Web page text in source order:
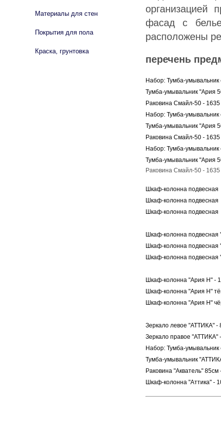
организацией
фасад с
расположены
перечень
Набор: Тумба-
Тумба-умывальник "Ария
Раковина Смайл-50 - 1635
Набор: Тумба-
Тумба-умывальник "Ария
Раковина Смайл-50 - 1635
Набор: Тумба-
Тумба-умывальник "Ария
Раковина Смайл-50 - 1635
Шкаф-колонна
Шкаф-колонна
Шкаф-колонна
Шкаф-колонна подвесная
Шкаф-колонна подвесная
Шкаф-колонна
Шкаф-колонна "Ария Н" -
Шкаф-колонна "Ария Н"
Шкаф-колонна "Ария Н"
Зеркало левое "АТТИКА" -
Зеркало правое "АТТИКА"
Набор: Тумба-
Тумба-умывальник
Раковина "Акватель" 85см
Шкаф-колонна "Аттика" -
Материалы для стен
Покрытия для пола
Краска, грунтовка